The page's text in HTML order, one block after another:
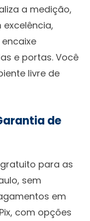
a medição,
e portas. Você
livre de
de
para as
sem
em
com opções